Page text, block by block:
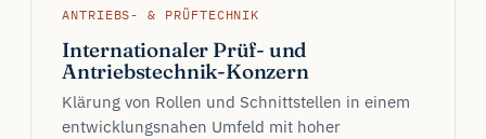
ANTRIEBS- & PRÜFTECHNIK
Internationaler Prüf- und
Antriebstechnik-Konzern
Klärung von Rollen und Schnittstellen in einem
entwicklungsnahen Umfeld mit hoher